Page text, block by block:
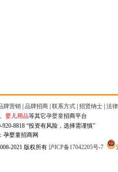
牌营销 品牌招商 联系方式 招贤纳士 法
、 婴儿用品等其它孕婴童招商平台
920-8818 “投资有风险，选择需谨慎”
孕婴童招商网
2021 版权所有 沪ICP备17042205号-7